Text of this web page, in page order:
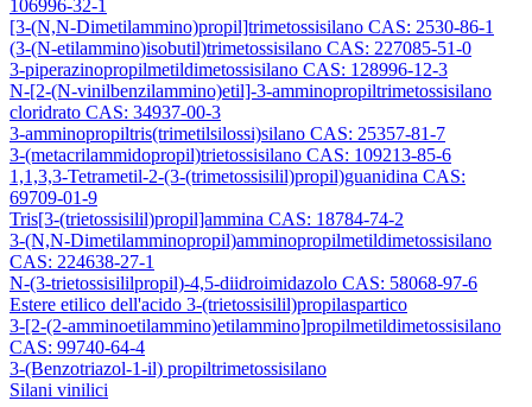
106996-32-1
[3-(N,N-Dimetilammino)propil]trimetossisilano CAS: 2530-86-1
(3-(N-etilammino)isobutil)trimetossisilano CAS: 227085-51-0
3-piperazinopropilmetildimetossisilano CAS: 128996-12-3
N-[2-(N-vinilbenzilammino)etil]-3-amminopropiltrimetossisilano
cloridrato CAS: 34937-00-3
3-amminopropiltris(trimetilsilossi)silano CAS: 25357-81-7
3-(metacrilammidopropil)trietossisilano CAS: 109213-85-6
1,1,3,3-Tetrametil-2-(3-(trimetossisilil)propil)guanidina CAS:
69709-01-9
Tris[3-(trietossisilil)propil]ammina CAS: 18784-74-2
3-(N,N-Dimetilamminopropil)amminopropilmetildimetossisilano
CAS: 224638-27-1
N-(3-trietossisililpropil)-4,5-diidroimidazolo CAS: 58068-97-6
Estere etilico dell'acido 3-(trietossisilil)propilaspartico
3-[2-(2-amminoetilammino)etilammino]propilmetildimetossisilano
CAS: 99740-64-4
3-(Benzotriazol-1-il) propiltrimetossisilano
Silani vinilici